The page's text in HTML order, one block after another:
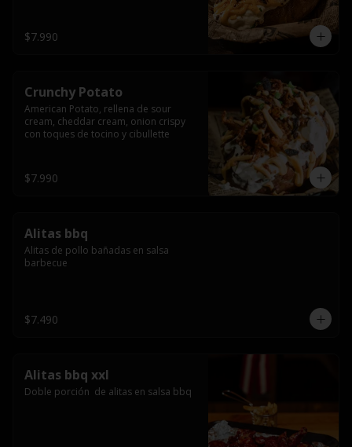
$7.990
Crunchy Potato
American Potato, rellena de sour
cream, cheddar cream, onion crispy
con toques de tocino y cibullette
$7.990
Alitas bbq
Alitas de pollo bañadas en salsa
barbecue
$7.490
Alitas bbq xxl
Doble porción  de alitas en salsa bbq